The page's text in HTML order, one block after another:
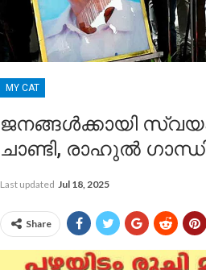
MY CAT
ജനങ്ങൾക്കായി
ചാണ്ടി, രാഹുൽ
Last updated Jul 18, 2025
Share